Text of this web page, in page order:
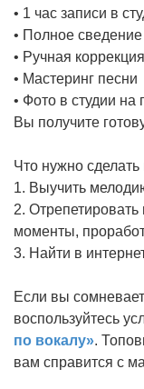
• 1 час записи в
• Полное
• Ручная
• Мастеринг песни
• Фото в студии на
Вы получите
Что нужно
1. Выучить
2.
моменты,
3. Найти в
Если вы
воспользуйтесь
по вокалу».
вам справится с